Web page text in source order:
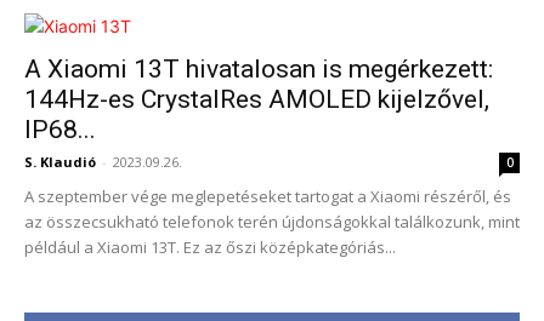
A Xiaomi 13T hivatalosan is megérkezett:
144Hz-es CrystalRes AMOLED kijelzővel,
IP68...
S. Klaudió - 2023.09.26. 0
A szeptember vége meglepetéseket tartogat a Xiaomi részéről, és
az összecsukható telefonok terén újdonságokkal találkozunk, mint
például a Xiaomi 13T. Ez az őszi középkategóriás...